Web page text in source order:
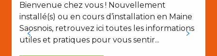
Bienvenue chez vous ! Nouvellement
installé(s) ou en cours d’installation en Maine
Saosnois, retrouvez ici toutes les informations
utiles et pratiques pour vous sentir...